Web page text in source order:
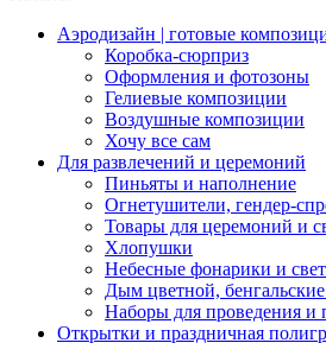
Аэродизайн | готовые
Коробка-сюрприз
Оформления и фотозоны
Гелиевые композиции
Воздушные композиции
Хочу все сам
Для развлечений и церемоний
Пиньяты и наполнение
Огнетушители, гендер-
Товары для церемоний и
Хлопушки
Небесные фонарики и
Дым цветной,
Наборы для проведения и
Открытки и праздничная